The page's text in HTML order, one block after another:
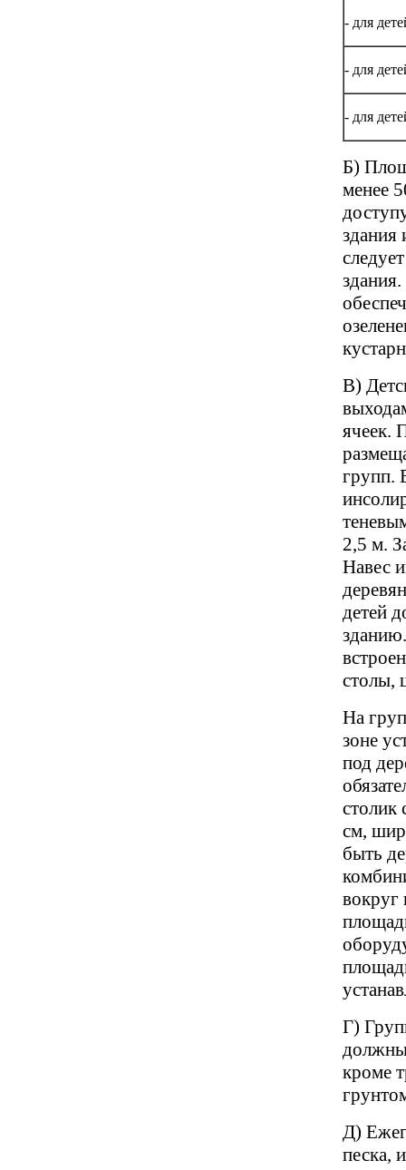
- для
- для
- для
Б)
менее
здания
В)
ячеек.
групп.
2,5 м.
Навес
детей
столы,
На
зоне
под
столик
см,
быть
вокруг
Г)
должны
кроме
Д)
песка,